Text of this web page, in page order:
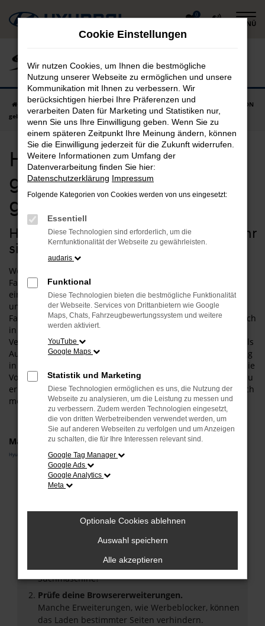
Zum
Hauptinhalt
0
MENÜ
Startseite Falkenberg Hyundai Hyundai BAYON
Hyundai BAYON
gebraucht in Falkenberg günstig kaufen
Hyundai BAYON
gebraucht in Falkenberg
günstig kaufen
Hyundai BAYON Gebrauchtwagen – Ihr
sicherer Autokauf für Falkenberg
Wenn Sie in einem sicheren und zuverlässigen Fahrzeug in
Falkenberg unterwegs sein möchten, empfehlen wir Ihnen
einen Hyundai BAYON Gebrauchtwagen. Der Grund für
unsere Auswahl liegt vor allem in der hohen Qualität dieses
Fahrzeugs. Sowohl in der aktuellen Modellgeneration als auch
in älteren Auflagen punktet dieses Fahrzeug mit 1a-
Verarbeitung und einer überaus fortschrittlichen Technik. Als
Autohändler mit viel Erfahrung und einer tiefen Verankerung
in Falkenberg und Umgebung sind wir gerne bereit, Ihnen die
Vorzüge unserer Hyundai BAYON Gebrauchtwagen vor Ort zu
erläutern. Wir lassen Sie einsteigen und halten oftmals gleich
mehrere Modelle für Sie auf Lager.
Marken
Hyundai
Fehler: Network Error
Hier sind ein paar Tipps, die dir helfen können:
Überprüfe deine Firewall und deine
Laden andere Webseiten, zum Beispiel deine
Suchmaschine?
Prüfe deine Browsererweiterungen.
Manche Erweiterungen, wie Werbeblocker, können
das Laden bestimmter Seiten verhindern.
Cookie Einstellungen
Wir nutzen Cookies, um Ihnen die bestmögliche
Nutzung unserer Webseite zu ermöglichen und unsere
Kommunikation mit Ihnen zu verbessern. Wir
berücksichtigen hierbei Ihre Präferenzen und
verarbeiten Daten für Marketing und Statistiken nur,
wenn Sie uns Ihre Einwilligung geben. Wenn Sie zu
einem späteren Zeitpunkt Ihre Meinung ändern, können
Sie die Einwilligung jederzeit für die Zukunft widerrufen.
Weitere Informationen zum Umfang der
Datenverarbeitung finden Sie hier:
Datenschutzerklärung Impressum
Folgende Kategorien von Cookies werden von uns eingesetzt:
Essentiell
Diese Technologien sind erforderlich, um die
Kernfunktionalität der Webseite zu gewährleisten.
audaris
Funktional
Diese Technologien bieten die bestmögliche Funktionalität
der Webseite. Services von Drittanbietern wie Google
Maps, Chats, Fahrzeugbewertungssystem und weitere
werden aktiviert.
YouTube
Google Maps
Statistik und Marketing
Diese Technologien ermöglichen es uns, die Nutzung der
Webseite zu analysieren, um die Leistung zu messen und
zu verbessern. Zudem werden Technologien eingesetzt,
die von dritten Werbetreibenden verwendet werden, um
Sie auf anderen Webseiten zu verfolgen und um Anzeigen
zu schalten, die für Ihre Interessen relevant sind.
Google Tag Manager
Google Ads
Google Analytics
Meta
Optionale Cookies ablehnen
Auswahl speichern
Alle akzeptieren